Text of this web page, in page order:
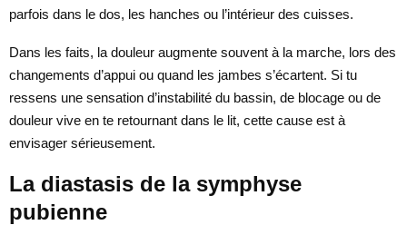
parfois dans le dos, les hanches ou l’intérieur des cuisses.
Dans les faits, la douleur augmente souvent à la marche, lors des
changements d’appui ou quand les jambes s’écartent. Si tu
ressens une sensation d’instabilité du bassin, de blocage ou de
douleur vive en te retournant dans le lit, cette cause est à
envisager sérieusement.
La diastasis de la symphyse
pubienne